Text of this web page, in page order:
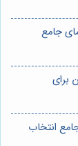
جامع
برای
انتخاب